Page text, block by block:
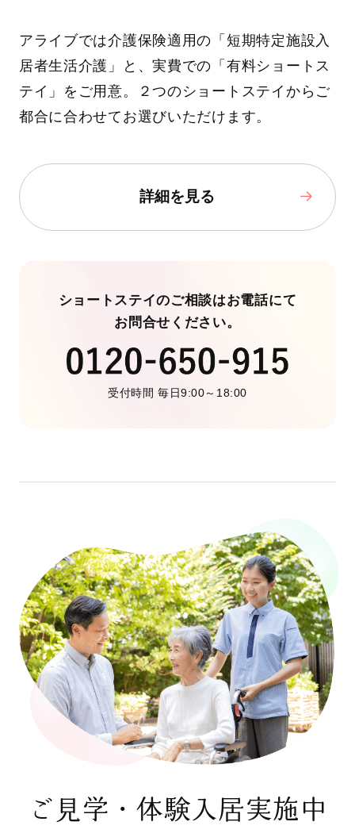
アライブでは介護保険適用の「短期特定施設入
居者生活介護」と、実費での「有料ショートス
テイ」をご用意。２つのショートステイからご
都合に合わせてお選びいただけます。
詳細を見る
ショートステイのご相談はお電話にて
お問合せください。
受付時間 毎日9:00～18:00
ご見学・体験入居実施中